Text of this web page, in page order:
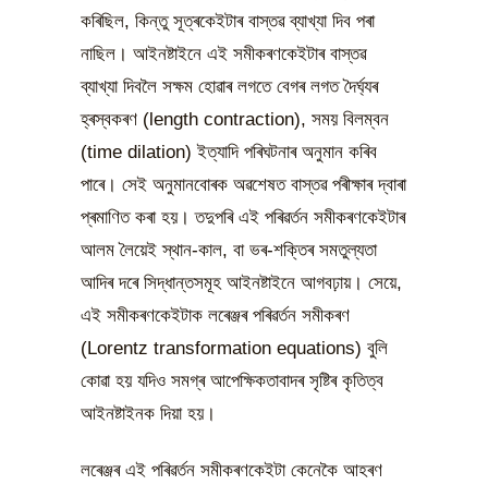
কৰিছিল, কিন্তু সূত্ৰকেইটাৰ বাস্তৱ ব্যাখ্যা দিব পৰা
নাছিল। আইনষ্টাইনে এই সমীকৰণকেইটাৰ বাস্তৱ
ব্যাখ্যা দিবলৈ সক্ষম হোৱাৰ লগতে বেগৰ লগত দৈৰ্ঘ্যৰ
হ্ৰস্বকৰণ (length contraction), সময় বিলম্বন
(time dilation) ইত্যাদি পৰিঘটনাৰ অনুমান কৰিব
পাৰে। সেই অনুমানবোৰক অৱশেষত বাস্তৱ পৰীক্ষাৰ দ্বাৰা
প্ৰমাণিত কৰা হয়। তদুপৰি এই পৰিৱৰ্তন সমীকৰণকেইটাৰ
আলম লৈয়েই স্থান-কাল, বা ভৰ-শক্তিৰ সমতুল্যতা
আদিৰ দৰে সিদ্ধান্তসমূহ আইনষ্টাইনে আগবঢ়ায়। সেয়ে,
এই সমীকৰণকেইটাক লৰেঞ্জৰ পৰিৱৰ্তন সমীকৰণ
(Lorentz transformation equations) বুলি
কোৱা হয় যদিও সমগ্ৰ আপেক্ষিকতাবাদৰ সৃষ্টিৰ কৃতিত্ব
আইনষ্টাইনক দিয়া হয়।
লৰেঞ্জৰ এই পৰিৱৰ্তন সমীকৰণকেইটা কেনেকৈ আহৰণ